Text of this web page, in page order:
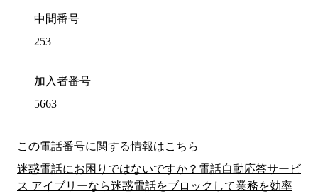
中間番号
253
加入者番号
5663
この電話番号に関する情報はこちら
迷惑電話にお困りではないですか？電話自動応答サービ
ス アイブリーなら迷惑電話をブロックして業務を効率